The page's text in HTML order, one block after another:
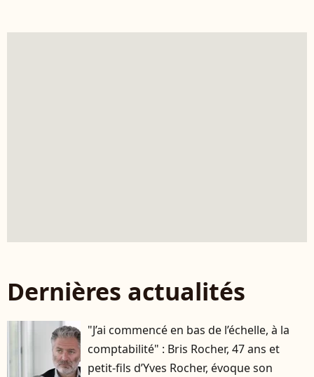
Dernières actualités
"J’ai commencé en bas de l’échelle, à la
comptabilité" : Bris Rocher, 47 ans et
petit-fils d’Yves Rocher, évoque son